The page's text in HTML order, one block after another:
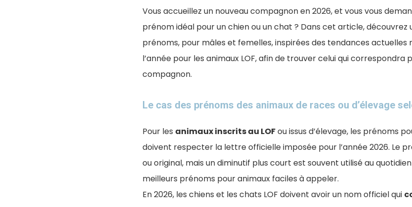
Vous accueillez un nouveau compagnon en 2026, et vous vous
prénom idéal pour un chien ou un chat ? Dans cet article, découvrez
prénoms, pour mâles et femelles, inspirées des tendances actuelles
l’année pour les animaux LOF, afin de trouver celui qui
compagnon.
Le cas des prénoms des animaux de races ou d’élevage
Pour les animaux inscrits au LOFou issus d’élevage, les prénoms
doivent respecter la lettre officielle imposée pour l’année 2026. Le
ou original, mais un diminutif plus court est souvent utilisé au
meilleurs prénoms pour animaux faciles à appeler.
En 2026, les chiens et les chats LOF doivent avoir un nom officiel qui